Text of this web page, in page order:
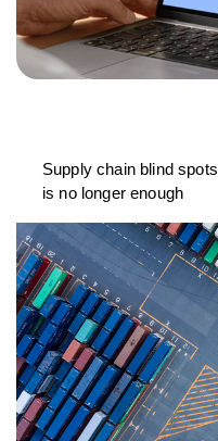
Supply chain blind
is no longer enough